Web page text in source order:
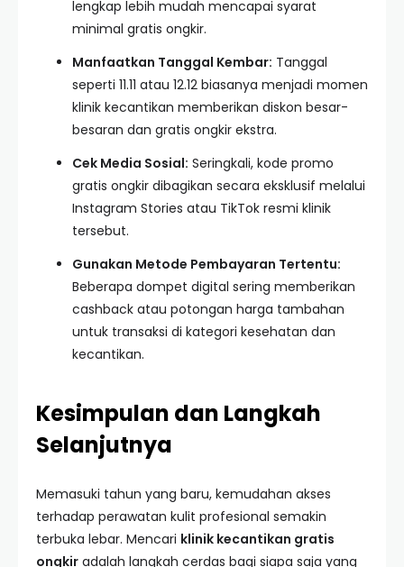
lengkap lebih mudah mencapai syarat
minimal gratis ongkir.
Manfaatkan Tanggal Kembar: Tanggal
seperti 11.11 atau 12.12 biasanya menjadi momen
klinik kecantikan memberikan diskon besar-
besaran dan gratis ongkir ekstra.
Cek Media Sosial: Seringkali, kode promo
gratis ongkir dibagikan secara eksklusif melalui
Instagram Stories atau TikTok resmi klinik
tersebut.
Gunakan Metode Pembayaran Tertentu:
Beberapa dompet digital sering memberikan
cashback atau potongan harga tambahan
untuk transaksi di kategori kesehatan dan
kecantikan.
Kesimpulan dan Langkah
Selanjutnya
Memasuki tahun yang baru, kemudahan akses
terhadap perawatan kulit profesional semakin
terbuka lebar. Mencari klinik kecantikan gratis
ongkir adalah langkah cerdas bagi siapa saja yang